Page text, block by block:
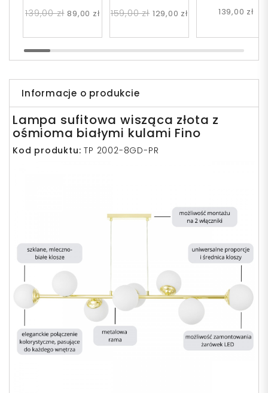
139,00 zł 89,00 zł
FINO W1
139,00 zł
159,00 zł 129,00 zł
Informacje o produkcie
Lampa sufitowa wisząca złota z
ośmioma białymi kulami Fino
Kod produktu: TP 2002-8GD-PR